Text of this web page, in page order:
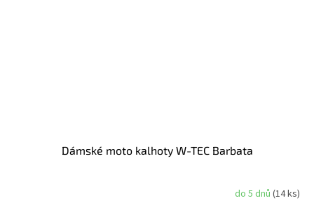
Dámské moto kalhoty W-TEC Barbata
do 5 dnů (14 ks)